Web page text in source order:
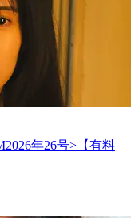
年26号>【有料